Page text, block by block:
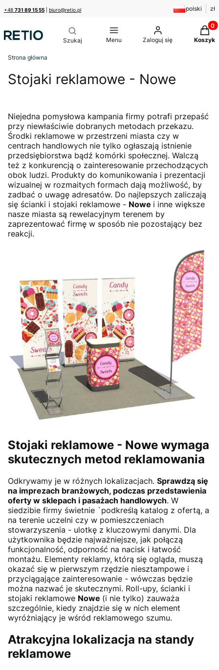
+48 731 89 15 55 biuro@retio.pl polski zł
Menu Zaloguj się Koszyk
Strona główna
Stojaki reklamowe - Nowe
Niejedna pomysłowa kampania firmy potrafi przepaść
przy niewłaściwie dobranych metodach przekazu.
Środki reklamowe w przestrzeni miasta czy w
centrach handlowych nie tylko ogłaszają istnienie
przedsiębiorstwa bądź komórki społecznej. Walczą
też z konkurencją o zainteresowanie przechodzących
obok ludzi. Produkty do komunikowania i prezentacji
wizualnej w rozmaitych formach dają możliwość, by
zadbać o uwagę adresatów. Do najlepszych zaliczają
się ścianki i stojaki reklamowe - Nowe i inne większe
nasze miasta są rewelacyjnym terenem by
zaprezentować firmę w sposób nie pozostający bez
reakcji.
Stojaki reklamowe - Nowe wymaga
skutecznych metod reklamowania
Odkrywamy je w różnych lokalizacjach. Sprawdzą się
na imprezach branżowych, podczas przedstawienia
oferty w sklepach i pasażach handlowych. W
siedzibie firmy świetnie `podkreślą katalog z ofertą, a
na terenie uczelni czy w pomieszczeniach
stowarzyszenia - ulotkę z kluczowymi danymi. Dla
użytkownika będzie najważniejsze, jak połączą
funkcjonalność, odporność na nacisk i łatwość
montażu. Elementy reklamy, którą się ogląda, muszą
okazać się w pierwszym rzędzie niesztampowe i
przyciągające zainteresowanie - wówczas będzie
można nazwać je skutecznymi. Roll-upy, ścianki i
stojaki reklamowe Nowe (i nie tylko) zauważa
szczególnie, kiedy znajdzie się w nich element
wyróżniający je wśród reklamowego szumu.
Atrakcyjna lokalizacja na standy
reklamowe